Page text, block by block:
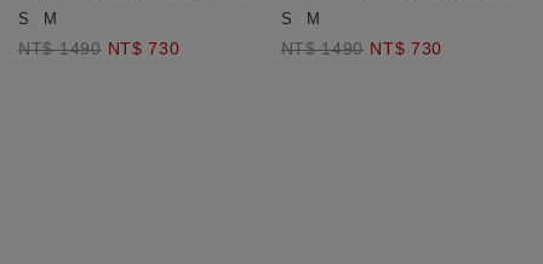
圈繞頸比基尼
S M
NT$ 1490 NT$ 730
圈繞頸比基尼
S M
NT$ 1490 NT$ 730